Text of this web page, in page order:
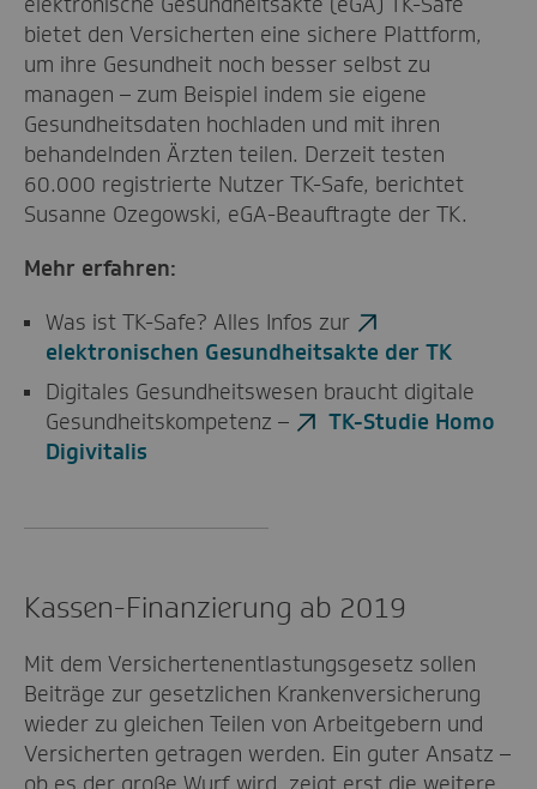
bietet den Versicherten eine sichere Plattform,
um ihre Gesundheit noch besser selbst zu
managen – zum Beispiel indem sie eigene
Gesundheitsdaten hochladen und mit ihren
behandelnden Ärzten teilen. Derzeit testen
60.000 registrierte Nutzer TK-Safe, berichtet
Susanne Ozegowski, eGA-Beauftragte der TK.
Mehr erfahren:
Was ist TK-Safe? Alles Infos zur
elektronischen Gesundheitsakte der TK
Digitales Gesundheitswesen braucht digitale
Gesundheitskompetenz –
TK-Studie Homo
Digivitalis
Kassen-Finanzierung ab 2019
Mit dem Versichertenentlastungsgesetz sollen
Beiträge zur gesetzlichen Krankenversicherung
wieder zu gleichen Teilen von Arbeitgebern und
Versicherten getragen werden. Ein guter Ansatz –